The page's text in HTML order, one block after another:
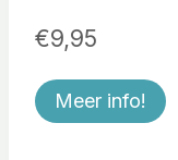
€9,95
Meer info!